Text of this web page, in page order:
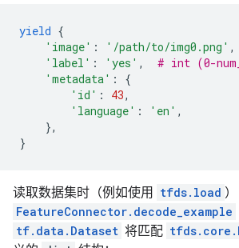
yield {
'image' : '/path/to/img0.png' ,
'label' : 'yes' ,
# int (0-
'metadata' :
{
'id' : 43,
'language' : 'en' ,
},
}
读取数据集时（例如使用 tfds.load
FeatureConnector.decode_example
tf.data.Dataset 将匹配